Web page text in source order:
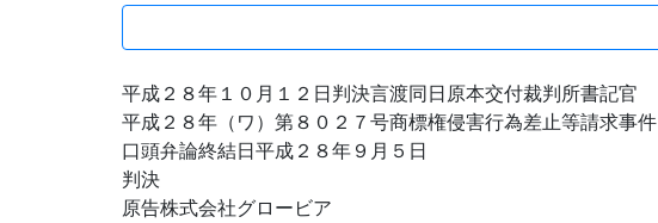
平成２８年１０月１２日判決言渡同日原本交付裁判所書記官
平成２８年（ワ）第８０２７号商標権侵害行為差止等請求事件
口頭弁論終結日平成２８年９月５日
判決
原告株式会社グロービア